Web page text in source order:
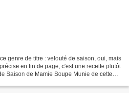
genre de titre : velouté de saison, oui, mais
en fin de page, c'est une recette plutôt
Saison de Mamie Soupe Munie de cette